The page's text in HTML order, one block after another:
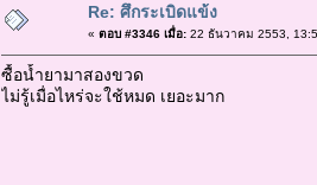
Re: ศึกระเบิดแข้ง
« ตอบ #3346 เมื่อ:22 ธันวาคม 2553,
ซื้อน้ำยามาสองขวด
ไม่รู้เมื่อไหร่จะใช้หมด เยอะมาก